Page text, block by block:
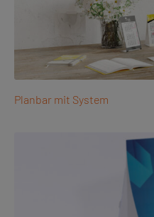
Planbar mit System